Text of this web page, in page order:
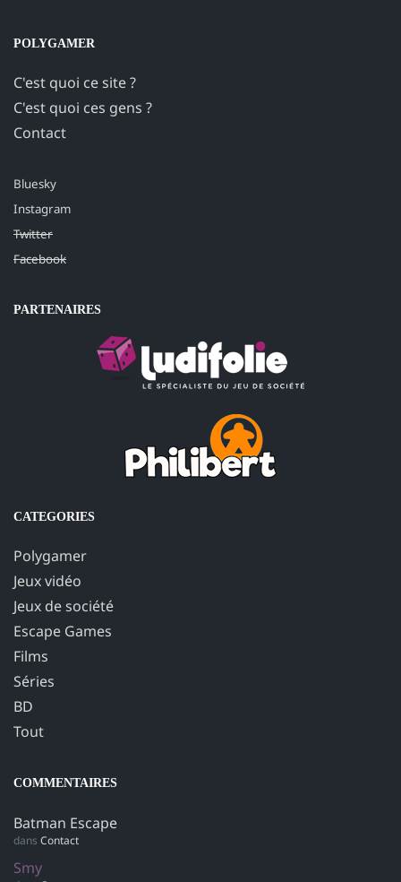
POLYGAMER
C'est quoi ce site ?
C'est quoi ces gens ?
Contact
Bluesky
Instagram
Twitter
Facebook
PARTENAIRES
CATEGORIES
Polygamer
Jeux vidéo
Jeux de société
Escape Games
Films
Séries
BD
Tout
COMMENTAIRES
Batman Escape
dans Contact
Smy